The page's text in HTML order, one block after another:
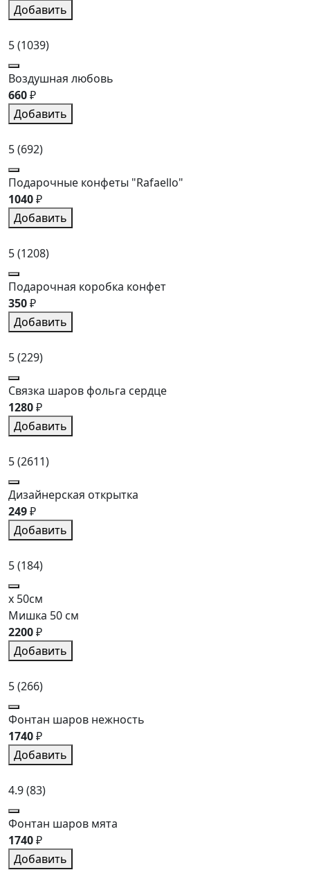
Добавить
5(1039)
Воздушная любовь
660₽
Добавить
5(692)
Подарочные конфеты "Rafaello"
1040₽
Добавить
5(1208)
Подарочная коробка конфет
350₽
Добавить
5(229)
Связка шаров фольга сердце
1280₽
Добавить
5(2611)
Дизайнерская открытка
249₽
Добавить
5(184)
x 50см
Мишка 50 см
2200₽
Добавить
5(266)
Фонтан шаров нежность
1740₽
Добавить
4.9(83)
Фонтан шаров мята
1740₽
Добавить